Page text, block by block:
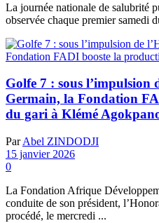
La journée nationale de salubrité
observée chaque premier samedi
Golfe 7 : sous l’impulsion
Germain, la Fondation
du gari à Klémé
Par Abel ZINDODJI
15 janvier 2026
0
La Fondation Afrique
conduite de son président,
procédé, le mercredi ...